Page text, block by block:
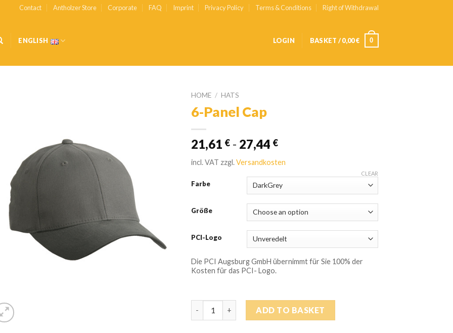
Contact Antholzer Store Corporate FAQ Imprint Privacy Policy Terms & Conditions Right of Withdrawal
ENGLISH LOGIN BASKET /0,00€ 0
HOME / HATS
6-Panel Cap
21,61€ - 27,44€
incl. VAT zzgl.Versandkosten
Farbe
Größe
PCI-Logo
CLEAR
Die PCI Augsburg GmbH übernimmt für Sie 100% der
Kosten für das PCI- Logo.
6-Panel Cap quantityADD TO BASKET